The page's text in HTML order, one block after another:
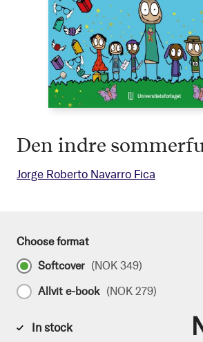
Den indre
Jorge Roberto Navarro Fica
Choose format
Softcover (NOK 349)
Allvit e-book (NOK 279)
In stock